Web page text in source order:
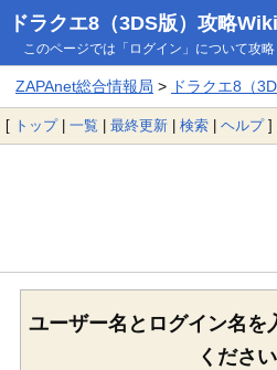
ドラクエ8（3DS版）攻略Wiki
このページでは「ログイン」について攻略
ZAPAnet総合情報局 > ドラクエ8（
[ トップ| 一覧 | 最終更新 | 検索 | ヘルプ]
ユーザー名とログイン名を
ください